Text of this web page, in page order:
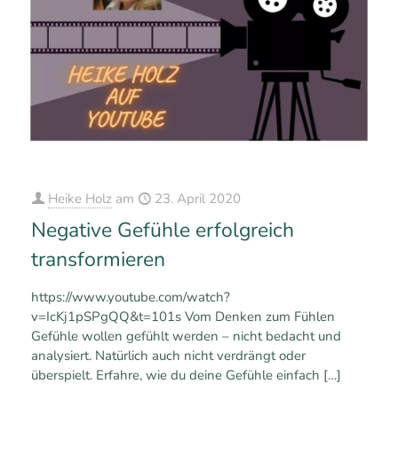
Heike Holz am 23. April 2020
Negative Gefühle erfolgreich
transformieren
https://www.youtube.com/watch?
v=IcKj1pSPgQQ&t=101s Vom Denken zum Fühlen
Gefühle wollen gefühlt werden – nicht bedacht und
analysiert. Natürlich auch nicht verdrängt oder
überspielt. Erfahre, wie du deine Gefühle einfach […]